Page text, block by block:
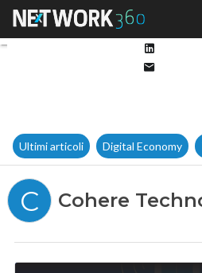
Ultimi articoli Digital Economy
C Cohere